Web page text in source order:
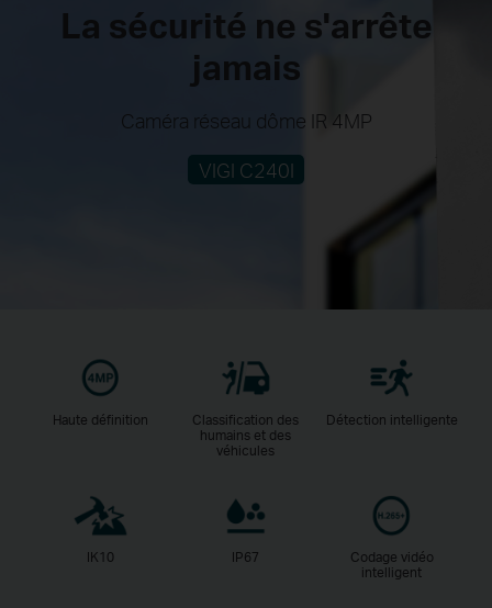
La sécurité ne s'arrête
jamais
Caméra réseau dôme IR 4MP
VIGI C240I
Haute définition
Classification des
humains et des
véhicules
Détection intelligente
IK10 IP67
Codage vidéo
intelligent